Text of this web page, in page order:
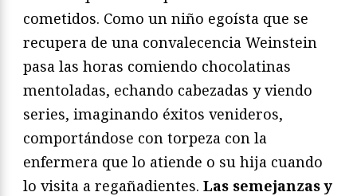
cometidos. Como un niño egoísta que se
recupera de una convalecencia Weinstein
pasa las horas comiendo chocolatinas
mentoladas, echando cabezadas y viendo
series, imaginando éxitos venideros,
comportándose con torpeza con la
enfermera que lo atiende o su hija cuando
lo visita a regañadientes. Las semejanzas y